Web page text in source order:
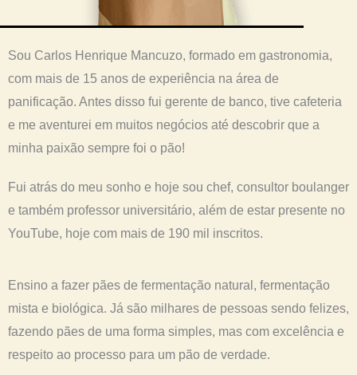
Sou Carlos Henrique Mancuzo, formado em gastronomia,
com mais de 15 anos de experiência na área de
panificação. Antes disso fui gerente de banco, tive cafeteria
e me aventurei em muitos negócios até descobrir que a
minha paixão sempre foi o pão!
Fui atrás do meu sonho e hoje sou chef, consultor boulanger
e também professor universitário, além de estar presente no
YouTube, hoje com mais de 190 mil inscritos.
Ensino a fazer pães de fermentação natural, fermentação
mista e biológica. Já são milhares de pessoas sendo felizes,
fazendo pães de uma forma simples, mas com excelência e
respeito ao processo para um pão de verdade.